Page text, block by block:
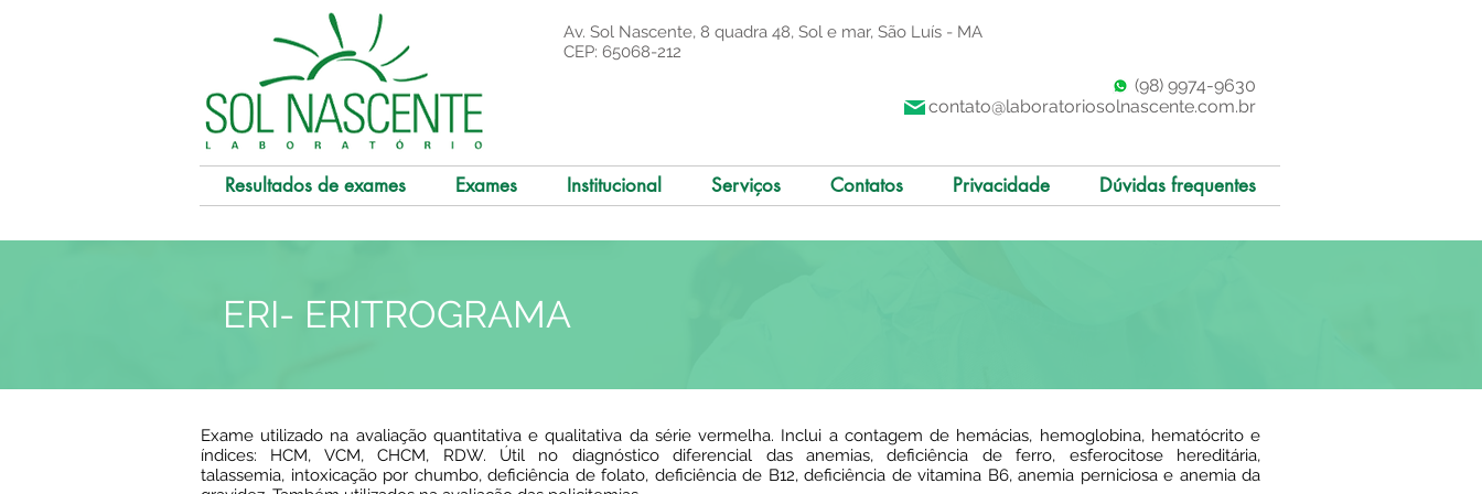
Av. Sol Nascente, 8 quadra 48, Sol e mar, São Luís - MA
CEP: 65068-212
(98) 9974-9630
contato@laboratoriosolnascente.com.br
Resultados de exames Exames Institucional Serviços Contatos Privacidade Dúvidas frequentes
ERI- ERITROGRAMA
Exame utilizado na avaliação quantitativa e qualitativa da série vermelha. Inclui a contagem de hemácias, hemoglobina, hematócrito e
índices: HCM, VCM, CHCM, RDW. Útil no diagnóstico diferencial das anemias, deficiência de ferro, esferocitose hereditária,
talassemia, intoxicação por chumbo, deficiência de folato, deficiência de B12, deficiência de vitamina B6, anemia perniciosa e anemia da